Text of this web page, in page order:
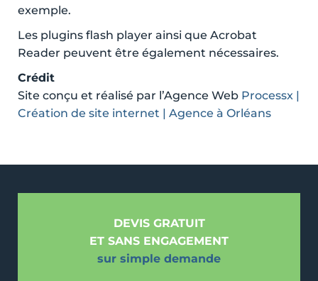
exemple.
Les plugins flash player ainsi que Acrobat
Reader peuvent être également nécessaires.
Crédit
Site conçu et réalisé par l’Agence Web Processx |
Création de site internet | Agence à Orléans
DEVIS GRATUIT
ET SANS ENGAGEMENT
sur simple demande